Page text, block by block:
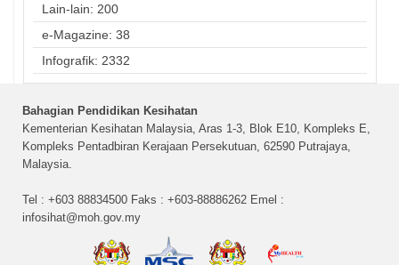
Lain-lain: 200
e-Magazine: 38
Infografik: 2332
Bahagian Pendidikan Kesihatan
Kementerian Kesihatan Malaysia, Aras 1-3, Blok E10, Kompleks E,
Kompleks Pentadbiran Kerajaan Persekutuan, 62590 Putrajaya,
Malaysia.
Tel : +603 88834500 Faks : +603-88886262 Emel :
infosihat@moh.gov.my